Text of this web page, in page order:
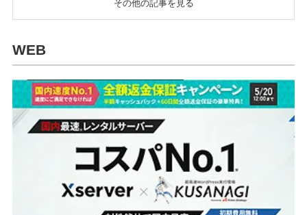
その他の記事を見る
WEB